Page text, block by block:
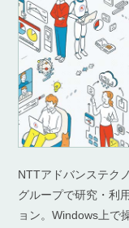
NTTアドバンステク
グループで研究・利
ョン。Windows上で